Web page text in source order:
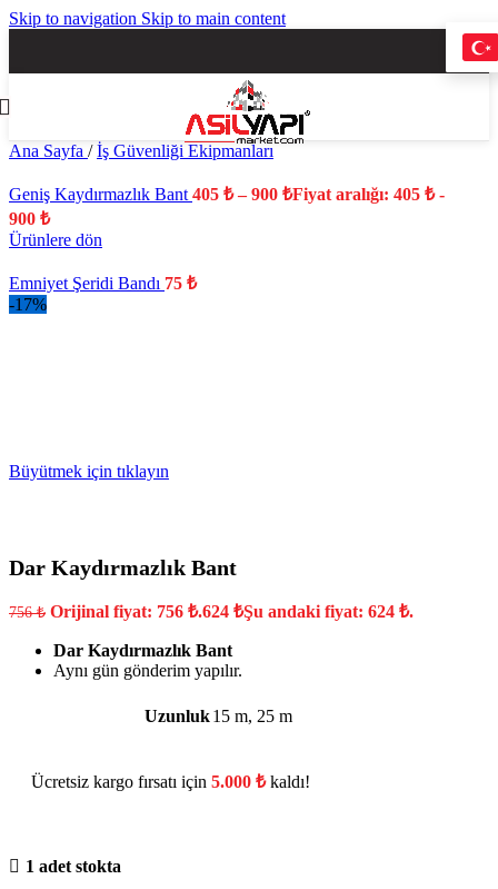
Skip to navigation Skip to main content
Ana Sayfa / İş Güvenliği Ekipmanları
Geniş Kaydırmazlık Bant 405 ₺ –900 ₺Fiyat aralığı: 405 ₺ -
900 ₺
Ürünlere dön
Emniyet Şeridi Bandı 75 ₺
-17%
Büyütmek için tıklayın
Dar Kaydırmazlık Bant
756₺ Orijinal fiyat: 756 ₺.624 ₺Şu andaki fiyat: 624 ₺.
Dar Kaydırmazlık Bant
Aynı gün gönderim yapılır.
Uzunluk15 m, 25 m
Ücretsiz kargo fırsatı için 5.000 ₺kaldı!
1 adet stokta